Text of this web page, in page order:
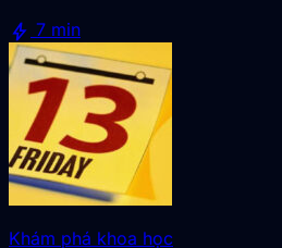
bolt 7 min
Khám phá khoa học